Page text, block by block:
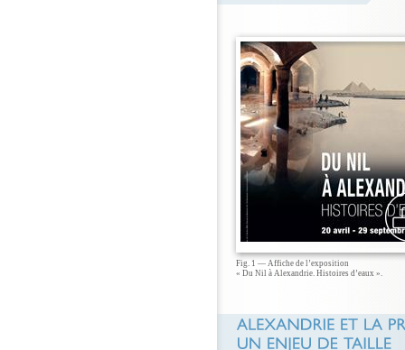
Fig. 1 — Affiche de l’exposition
« Du Nil à Alexandrie. Histoires d’eaux ».